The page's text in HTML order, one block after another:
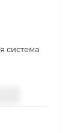
система